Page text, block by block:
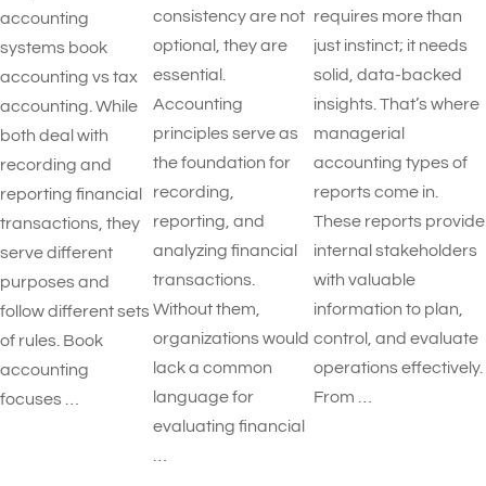
accounting
systems book
accounting vs tax
accounting. While
both deal with
recording and
reporting financial
transactions, they
serve different
purposes and
follow different sets
of rules. Book
accounting
focuses …
consistency are not
optional, they are
essential.
Accounting
principles serve as
the foundation for
recording,
reporting, and
analyzing financial
transactions.
Without them,
organizations would
lack a common
language for
evaluating financial
…
requires more than
just instinct; it needs
solid, data-backed
insights. That’s where
managerial
accounting types of
reports​ come in.
These reports provide
internal stakeholders
with valuable
information to plan,
control, and evaluate
operations effectively.
From …